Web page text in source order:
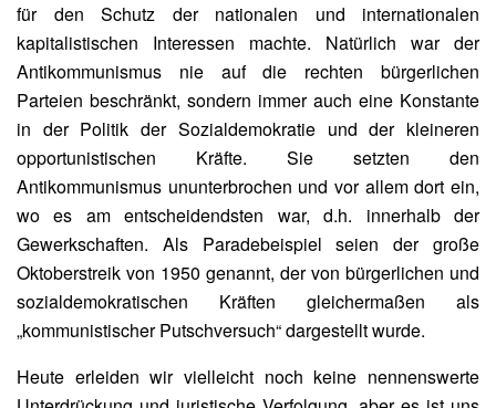
für den Schutz der nationalen und internationalen
kapitalistischen Interessen machte. Natürlich war der
Antikommunismus nie auf die rechten bürgerlichen
Parteien beschränkt, sondern immer auch eine Konstante
in der Politik der Sozialdemokratie und der kleineren
opportunistischen Kräfte. Sie setzten den
Antikommunismus ununterbrochen und vor allem dort ein,
wo es am entscheidendsten war, d.h. innerhalb der
Gewerkschaften. Als Paradebeispiel seien der große
Oktoberstreik von 1950 genannt, der von bürgerlichen und
sozialdemokratischen Kräften gleichermaßen als
„kommunistischer Putschversuch“ dargestellt wurde.
Heute erleiden wir vielleicht noch keine nennenswerte